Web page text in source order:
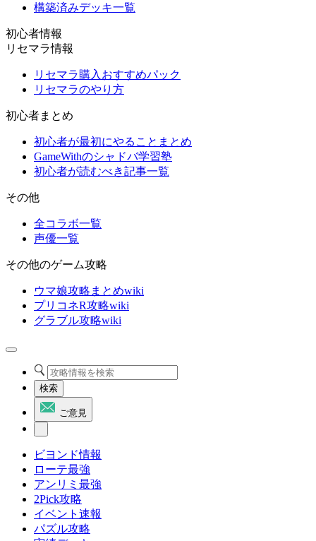
構築済みデッキ一覧
初心者情報
リセマラ情報
リセマラ購入おすすめパック
リセマラのやり方
初心者まとめ
初心者が最初にやることまとめ
GameWithのシャドバ学習塾
初心者が読むべき記事一覧
その他
全コラボ一覧
声優一覧
その他のゲーム攻略
ウマ娘攻略まとめwiki
プリコネR攻略wiki
グラブル攻略wiki
検索
ご意見
ビヨンド情報
ローテ最強
アンリミ最強
2Pick攻略
イベント速報
パズル攻略